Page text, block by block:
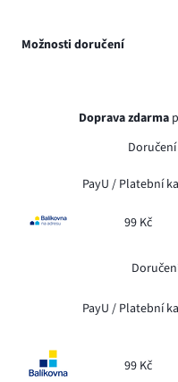
Možnosti doručení
Doprava zdarma
PayU / Platební
99 Kč
PayU / Platební
99 Kč